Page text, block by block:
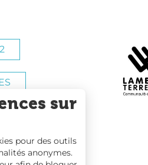
sur
pour des outils
anonymes.